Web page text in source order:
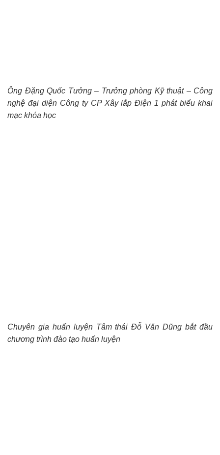
Ông Đặng Quốc Tưởng – Trưởng phòng Kỹ thuật – Công
nghệ đại diện Công ty CP Xây lắp Điện 1 phát biểu khai
mạc khóa học
Chuyên gia huấn luyện Tâm thái Đỗ Văn Dũng bắt đầu
chương trình đào tạo huấn luyện